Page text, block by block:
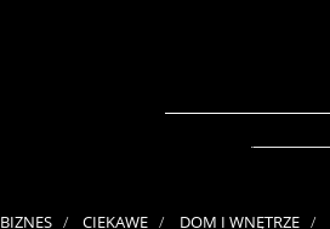
BIZNES CIEKAWE DOM I WNĘTRZE